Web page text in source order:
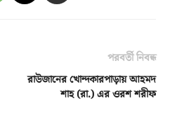
পরবর্তী নিবন্ধ
রাউজানের খোন্দকারপাড়ায় আহমদ
শাহ (রা.) এর ওরশ শরীফ